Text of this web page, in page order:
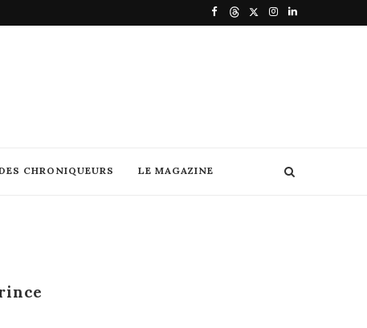
CHRONIQUEURS LE MAGAZINE